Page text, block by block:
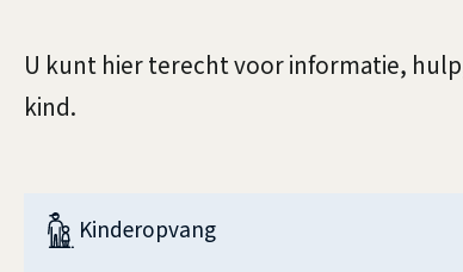
Onderwijs
en
opgroeien
U kunt hier terecht voor informatie,
kind.
Verwijsblokken
Kinderopvang